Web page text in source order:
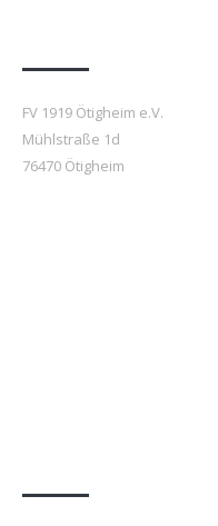
FV 1919 Ötigheim e.V.
Mühlstraße 1d
76470 Ötigheim